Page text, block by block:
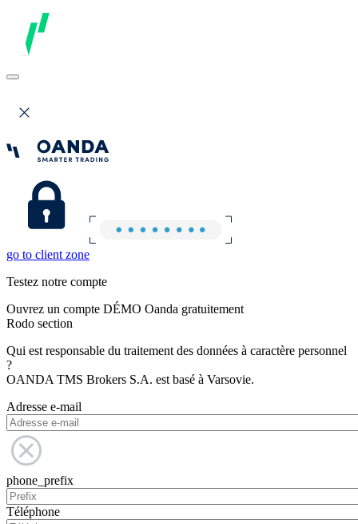
go to client zone
Testez notre compte
Ouvrez un compte DÉMO Oanda gratuitement
Rodo section
Qui est responsable du traitement des données à caractère personnel
?
OANDA TMS Brokers S.A. est basé à Varsovie.
Adresse e-mail
phone_prefix
Téléphone